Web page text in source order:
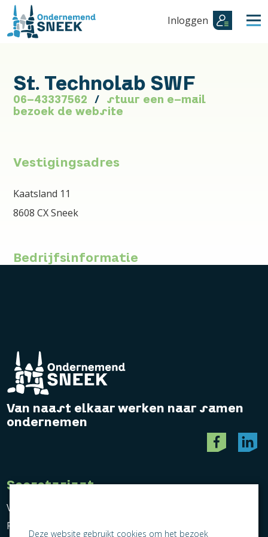
Inloggen
St. Technolab SWF
06-43337562
stuur een e-mail
bezoek de website
Vestigingsadres
Kaatsland 11
8608 CX Sneek
Bedrijfsinformatie
Van naast elkaar werken naar samen
ondernemen
Secretariaat
Vereniging Ondernemend Sneek
Postbus 464
Deze website gebruikt cookies om het bezoek